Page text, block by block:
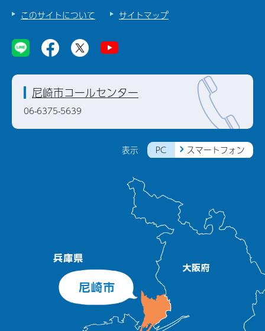
このサイトについて
サイトマップ
表示 PC スマートフォン
尼崎市コールセンター
06-6375-5639